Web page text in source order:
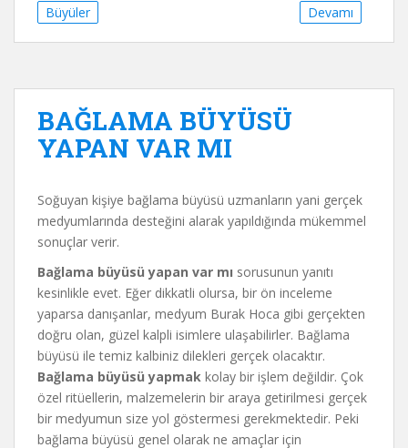
Devamı
Büyüler
BAĞLAMA BÜYÜSÜ
YAPAN VAR MI
Soğuyan kişiye bağlama büyüsü uzmanların yani gerçek
medyumlarında desteğini alarak yapıldığında mükemmel
sonuçlar verir.
Bağlama büyüsü yapan var mı sorusunun yanıtı
kesinlikle evet. Eğer dikkatli olursa, bir ön inceleme
yaparsa danışanlar, medyum Burak Hoca gibi gerçekten
doğru olan, güzel kalpli isimlere ulaşabilirler. Bağlama
büyüsü ile temiz kalbiniz dilekleri gerçek olacaktır.
Bağlama büyüsü yapmak kolay bir işlem değildir. Çok
özel ritüellerin, malzemelerin bir araya getirilmesi gerçek
bir medyumun size yol göstermesi gerekmektedir. Peki
bağlama büyüsü genel olarak ne amaçlar için